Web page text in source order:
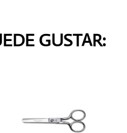
GUSTAR: